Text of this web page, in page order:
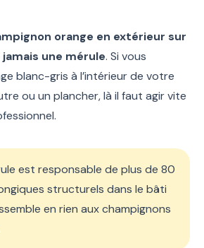
orange en extérieur sur
une mérule. Si vous
blanc-gris à l’intérieur de votre
ou un plancher, là il faut agir vite
est responsable de plus de 80
structurels dans le bâti
en rien aux champignons